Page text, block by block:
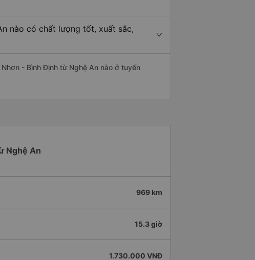
nào có chất lượng tốt, xuất sắc,
- Bình Định từ Nghệ An nào ở tuyến
Nghệ An
969 km
15.3 giờ
1.730.000 VNĐ